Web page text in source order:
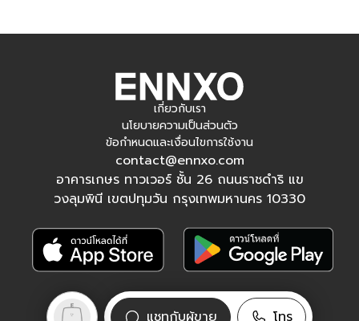
แชทกับผู้ขาย โทร
เกี่ยวกับเรา
นโยบายความเป็นส่วนตัว
ข้อกำหนดและเงื่อนไขการใช้งาน
contact@ennxo.com
อาคารเกษร ทาวเวอร์ ชั้น 26 ถนนราชดำริ แข
วงลุมพินี เขตปทุมวัน กรุงเทพมหานคร 10330
ติดตามเรา